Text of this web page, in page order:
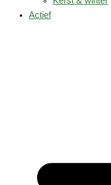
Actief